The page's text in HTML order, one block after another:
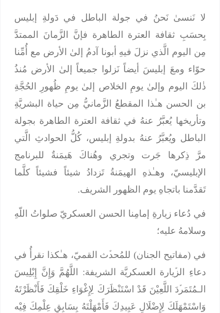
لا نَنسىٰ نَحنُ في جولة الباطل في دَولةِ إبليس
بِحسَبِ ثقافة العترة الطاهرة فإنَّ الزَّمانَ الممتدَّ
مِن اليوم الَّذي نزلَ فيهِ أبونا آدمُ إلىٰ الأرض مع أُمِّنا
حوّاء ومعَ إبليسَ أيضاً نَزلوا جميعاً إلىٰ الأرض مُنذُ
ذٰلكَ اليوم وإلىٰ يومِ الخلاص إلىٰ يومِ ظُهورِ الحُجَّةِ
بن الحسن هـٰذا المقطعُ الزَّمانيُّ مِن حياة البشريَّةِ
وتأريخها يُعبَّرُ عنهُ في ثقافة العترة الطاهرة بجولة
الباطل ويُعبَّرُ عنهُ بدولةِ إبليس، كُلُّ الحوادثِ الَّتي
مرَّ ذِكرها جَرت وتجري وهُناكَ هَيمَنةٌ للبرنامج
الإبليسيّ، وهـٰذهِ الهيمَنةُ تَزدادُ شيئاً فشيئاً كلَّما
تَقدَّمنا باتجاهِ يوم الظهور الشريف.
في دُعاء زيارةِ إمامِنا الحسن العسكريّ صلواتُ اللّهِ
وسلامهُ عليه؛
في (مفاتيح الجنان) للمُحدﱢث القميّ، هـٰكذا نقرأُ في
دعاءِ الزﱢيارة العسكريَّة الشريفة: اللَّهُمَّ وَإِنَّ إِبْلِيسَ
الـمُتَمَرﱢدَ اللَّعِيْنَ قَدْ اسْتَنْظَرَكَ لِإِغْوَاءِ خَلْقِكَ فَأَنْظَرْتَهُ
وَاسْتَمْهَلَكَ لِإِضْلَالِ عَبِيدِكَ فَأَمْهَلْتَهُ بِسَابِقِ عِلْمِكَ فِيْه